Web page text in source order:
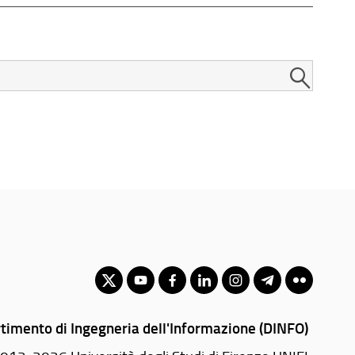
di Ingegneria dell'Informazione (DINFO)